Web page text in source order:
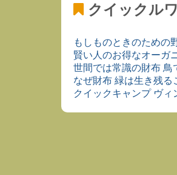
クイックル
もしものときのための
賢い人のお得なオーガ
世間では常識の財布 鳥
なぜ財布 緑は生き残る
クイックキャンプ ヴ